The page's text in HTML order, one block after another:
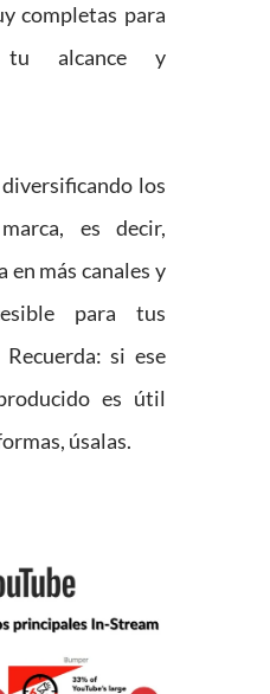
completas para
tu alcance y
los
es decir,
en más canales y
para tus
si ese
es útil
úsalas.